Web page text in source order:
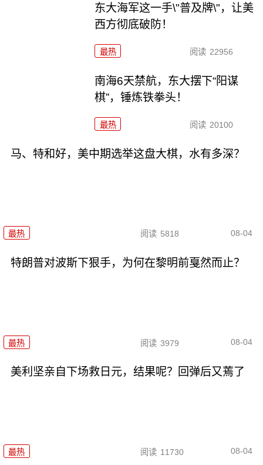
东大海军这一手\"普及牌\"，让美
西方彻底破防！
最热 阅读 22956
南海6天禁航，东大摆下“阳谋
棋”，锤炼铁拳头！
最热 阅读 20100
马、特和好，美中期选举这盘大棋，水有多深？
最热 阅读 5818 08-04
特朗普对波斯下狠手，为何在黎明前戛然而止？
最热 阅读 3979 08-04
美利坚亲自下场救日元，结果呢？回弹后又蔫了
最热 阅读 11730 08-04